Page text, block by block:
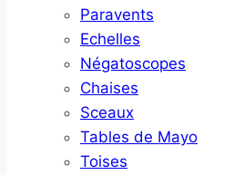
Paravents
Echelles
Négatoscopes
Chaises
Sceaux
Tables de Mayo
Toises